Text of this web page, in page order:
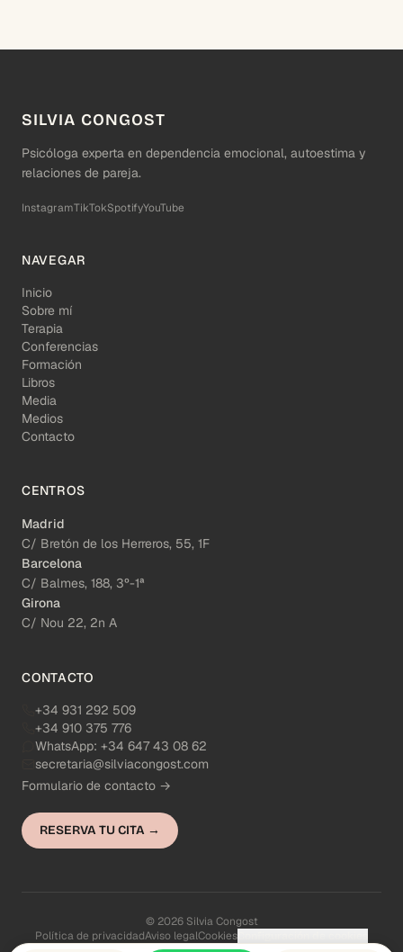
SILVIA CONGOST
Psicóloga experta en dependencia emocional, autoestima y
relaciones de pareja.
InstagramTikTokSpotifyYouTube
NAVEGAR
Inicio
Sobre mí
Terapia
Conferencias
Formación
Libros
Media
Medios
Contacto
CENTROS
Madrid
C/ Bretón de los Herreros, 55, 1F
Barcelona
C/ Balmes, 188, 3º-1ª
Girona
C/ Nou 22, 2n A
CONTACTO
+34 931 292 509
+34 910 375 776
WhatsApp: +34 647 43 08 62
secretaria@silviacongost.com
Formulario de contacto →
RESERVA TU CITA →
© 2026 Silvia Congost
Política de privacidadAviso legalCookies